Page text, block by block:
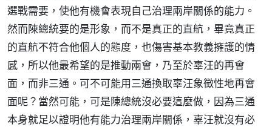
選戰需要，使他有機會表現自己治理兩岸關係的能力。
然而陳總統要的是形象，而不是真正的直航，畢竟真正
的直航不符合他個人的態度，也傷害基本教義擁護的情
感，所以他最希望的是推動兩會，乃至於辜汪的再會
面，而非三通。可不可能用三通換取辜汪象徵性地再會
面呢？當然可能，可是陳總統沒必要這麼做，因為三通
本身就足以證明他有能力治理兩岸關係，辜汪就沒有必